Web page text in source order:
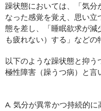
躁状態においては、「気分
なった感覚を覚え、思い
態を差し、「睡眠欲求が減
も疲れない）する」などの
以下のような躁状態と抑
極性障害（躁うつ病）と言
A. 気分が異常かつ持続的